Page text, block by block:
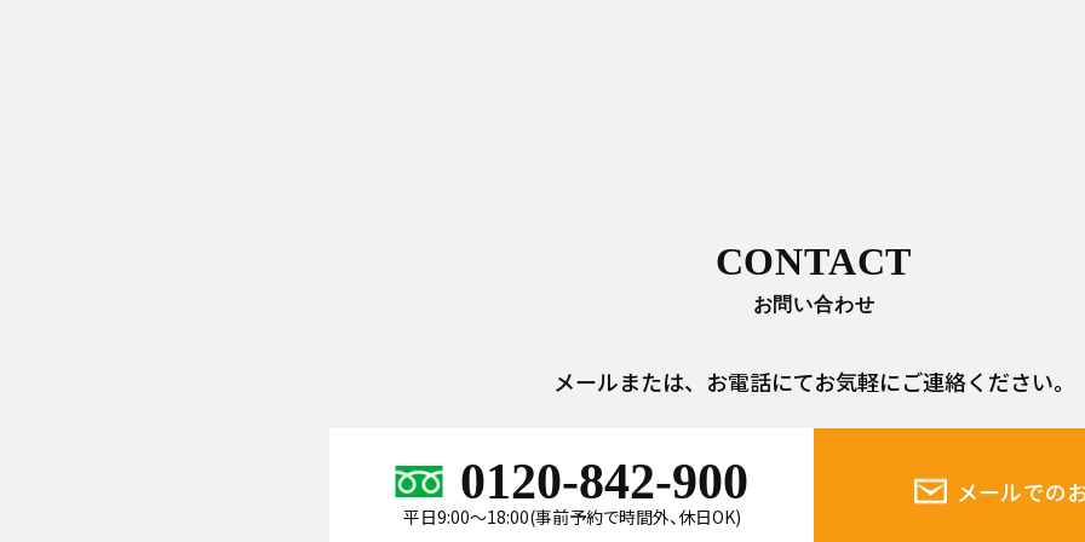
CONTACT
お問い合わせ
メールまたは、 お電話にてお気軽にご連絡ください。
0120-842-900
平日9:00～18:00(事前予約で時間外、休日OK)
メールでの